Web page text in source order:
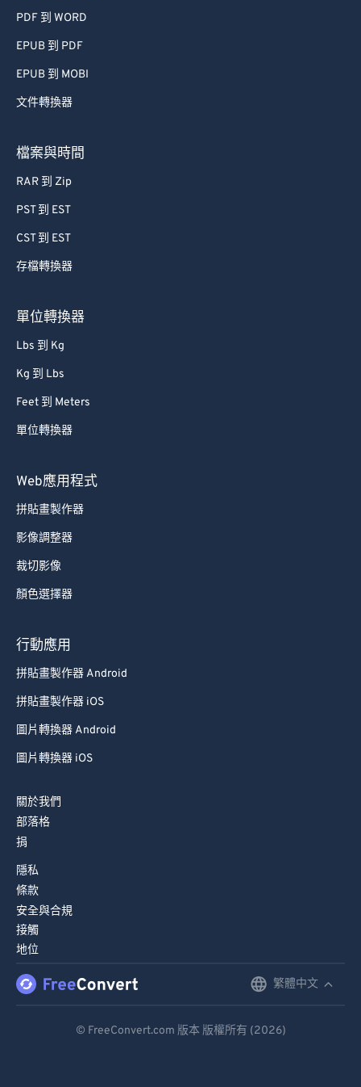
PDF 到 WORD
EPUB 到 PDF
EPUB 到 MOBI
文件轉換器
檔案與時間
RAR 到 Zip
PST 到 EST
CST 到 EST
存檔轉換器
單位轉換器
Lbs 到 Kg
Kg 到 Lbs
Feet 到 Meters
單位轉換器
Web應用程式
拼貼畫製作器
影像調整器
裁切影像
顏色選擇器
行動應用
拼貼畫製作器 Android
拼貼畫製作器 iOS
圖片轉換器 Android
圖片轉換器 iOS
關於我們
部落格
捐
隱私
條款
安全與合規
接觸
地位
繁體中文
© FreeConvert.com 版本 版權所有 (2026)